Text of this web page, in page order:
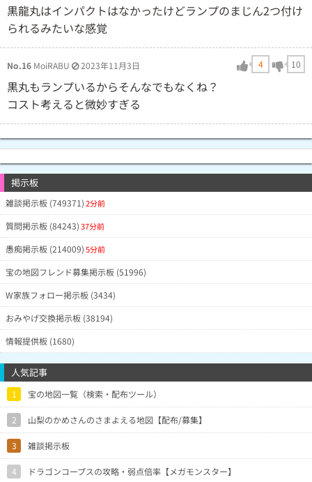
黒龍丸はインパクトはなかったけどランプのまじん2つ付け
られるみたいな感覚
No.16 MoiRABU 2023年11月3日 4 10
黒丸もランプいるからそんなでもなくね？
コスト考えると微妙すぎる
掲示板
雑談掲示板 (749371)2分前
質問掲示板 (84243)37分前
愚痴掲示板 (214009)5分前
宝の地図フレンド募集掲示板 (51996)
W家族フォロー掲示板 (3434)
おみやげ交換掲示板 (38194)
情報提供板 (1680)
人気記事
1 宝の地図一覧（検索・配布ツール）
2 山梨のかめさんのさまよえる地図【配布/募集】
3 雑談掲示板
4 ドラゴンコープスの攻略・弱点倍率【メガモンスター】